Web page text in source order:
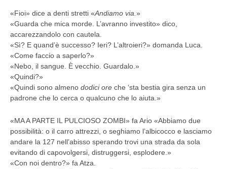
«Fioi» dice a denti stretti «Andiamo via.»
«Guarda che mica morde. L’avranno investito» dico,
accarezzandolo con cautela.
«Sì? E quand’è successo? Ieri? L’altroieri?» domanda Luca.
«Come faccio a saperlo?»
«Nebo, il sangue. È vecchio. Guardalo.»
«Quindi?»
«Quindi sono almeno dodici ore che ‘sta bestia gira senza un
padrone che lo cerca o qualcuno che lo aiuta.»
«MA A PARTE IL PULCIOSO ZOMBI» fa Ario «Abbiamo due
possibilità: o il carro attrezzi, o seghiamo l’albicocco e lasciamo
andare la 127 nell’abisso sperando trovi una strada da sola
evitando di capovolgersi, distruggersi, esplodere.»
«Con noi dentro?» fa Atza.